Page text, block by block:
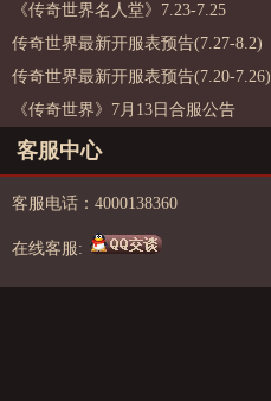
《传奇世界名人堂》7.23-7.25
传奇世界最新开服表预告(7.27-8.2)
传奇世界最新开服表预告(7.20-7.26)
《传奇世界》7月13日合服公告
客服中心
客服电话：4000138360
在线客服: